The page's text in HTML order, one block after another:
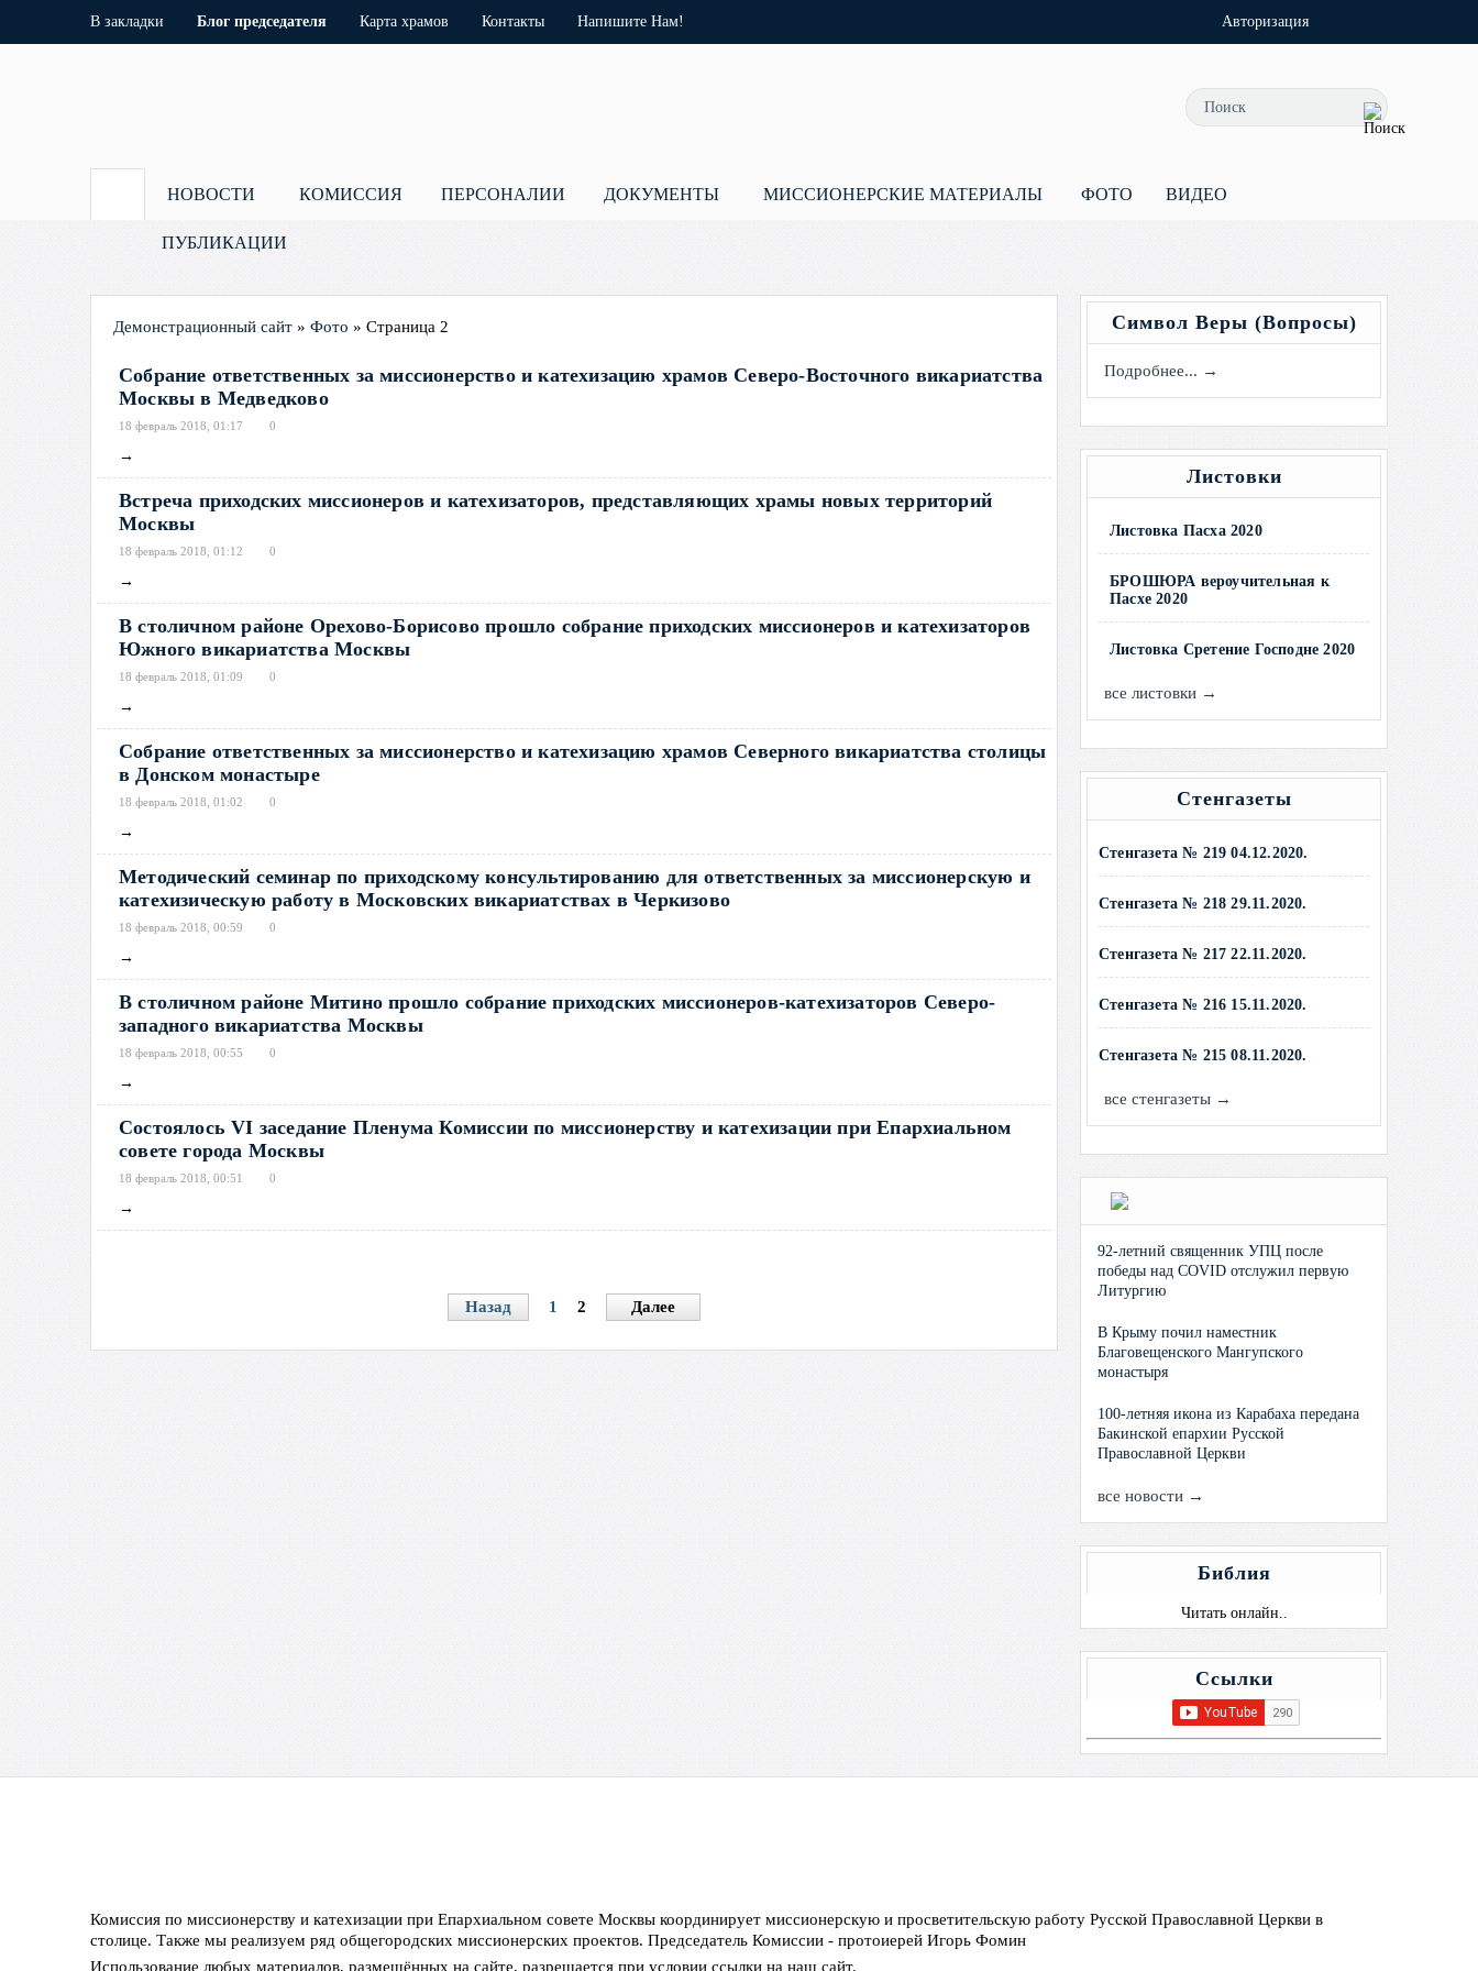
В закладки Блог председателя Карта храмов Контакты Напишите Нам! Авторизация
НОВОСТИ КОМИССИЯ ПЕРСОНАЛИИ ДОКУМЕНТЫ МИССИОНЕРСКИЕ МАТЕРИАЛЫ ФОТО ВИДЕО
ПУБЛИКАЦИИ
Демонстрационный сайт » Фото » Страница 2
Собрание ответственных за миссионерство и катехизацию храмов Северо-Восточного викариатства
Москвы в Медведково
18 февраль 2018, 01:17 0
→
Встреча приходских миссионеров и катехизаторов, представляющих храмы новых территорий
Москвы
18 февраль 2018, 01:12 0
→
В столичном районе Орехово-Борисово прошло собрание приходских миссионеров и катехизаторов
Южного викариатства Москвы
18 февраль 2018, 01:09 0
→
Собрание ответственных за миссионерство и катехизацию храмов Северного викариатства столицы
в Донском монастыре
18 февраль 2018, 01:02 0
→
Методический семинар по приходскому консультированию для ответственных за миссионерскую и
катехизическую работу в Московских викариатствах в Черкизово
18 февраль 2018, 00:59 0
→
В столичном районе Митино прошло собрание приходских миссионеров-катехизаторов Северо-
западного викариатства Москвы
18 февраль 2018, 00:55 0
→
Состоялось VI заседание Пленума Комиссии по миссионерству и катехизации при Епархиальном
совете города Москвы
18 февраль 2018, 00:51 0
→
Назад 1 2 Далее
Символ Веры (Вопросы)
Подробнее... →
Листовки
Листовка Пасха 2020
БРОШЮРА вероучительная к
Пасхе 2020
Листовка Сретение Господне 2020
все листовки →
Стенгазеты
Стенгазета № 219 04.12.2020.
Стенгазета № 218 29.11.2020.
Стенгазета № 217 22.11.2020.
Стенгазета № 216 15.11.2020.
Стенгазета № 215 08.11.2020.
все стенгазеты →
92-летний священник УПЦ после
победы над COVID отслужил первую
Литургию
В Крыму почил наместник
Благовещенского Мангупского
монастыря
100-летняя икона из Карабаха передана
Бакинской епархии Русской
Православной Церкви
все новости →
Библия
Читать онлайн..
Ссылки
Комиссия по миссионерству и катехизации при Епархиальном совете Москвы координирует миссионерскую и просветительскую работу Русской Православной Церкви в
столице. Также мы реализуем ряд общегородских миссионерских проектов. Председатель Комиссии - протоиерей Игорь Фомин
Использование любых материалов, размещённых на сайте, разрешается при условии ссылки на наш сайт.